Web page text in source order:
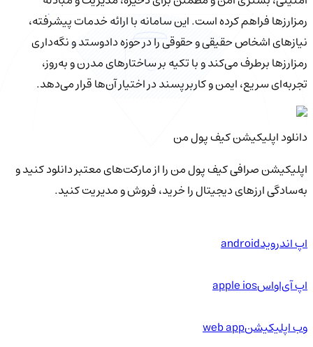
رمزارزها فراهم کرده است. این سامانه با ارائه خدمات پیشرفته،
نیازهای اشخاص حقیقی و حقوقی را در حوزه دادوستد و نگه‌داری
رمزارزها برطرف می‌کند و با تکیه بر ساختارهای مدرن و به‌روز،
تجربه‌ای سریع، ایمن و کاربرپسند در اختیار آن‌ها قرار می‌دهد.
دانلود اپلیکیشن کیف‌ پول من
اپلیکیشن صرافی کیف پول من را از مارکت‌های معتبر دانلود کنید و
به‌سادگی ارزهای دیجیتال را خرید، فروش و مدیریت کنید.
اپ اندرویدandroid
اپ آی‌او‌اسapple ios
وب اپلیکیشنweb app